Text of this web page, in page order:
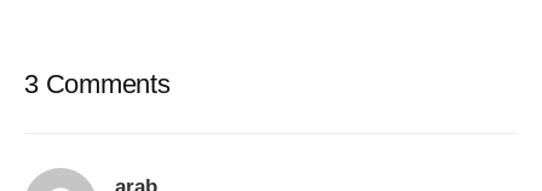
3 Comments